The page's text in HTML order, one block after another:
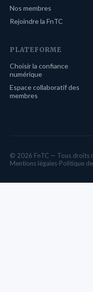
Nos membres
Rejoindre la FnTC
PLATEFORME
Choisir la confiance
numérique
Espace collaboratif des
membres
© 2026 FnTC — Tous droits
Mentions légales·Politique